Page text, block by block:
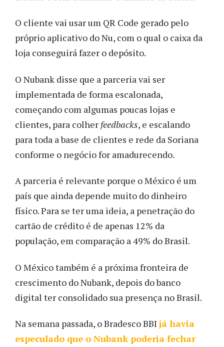
O cliente vai usar um QR Code gerado pelo
próprio aplicativo do Nu, com o qual o caixa da
loja conseguirá fazer o depósito.
O Nubank disse que a parceria vai ser
implementada de forma escalonada,
começando com algumas poucas lojas e
clientes, para colher feedbacks, e escalando
para toda a base de clientes e rede da Soriana
conforme o negócio for amadurecendo.
A parceria é relevante porque o México é um
país que ainda depende muito do dinheiro
físico. Para se ter uma ideia, a penetração do
cartão de crédito é de apenas 12% da
população, em comparação a 49% do Brasil.
O México também é a próxima fronteira de
crescimento do Nubank, depois do banco
digital ter consolidado sua presença no Brasil.
Na semana passada, o Bradesco BBI já havia
especulado que o Nubank poderia fechar